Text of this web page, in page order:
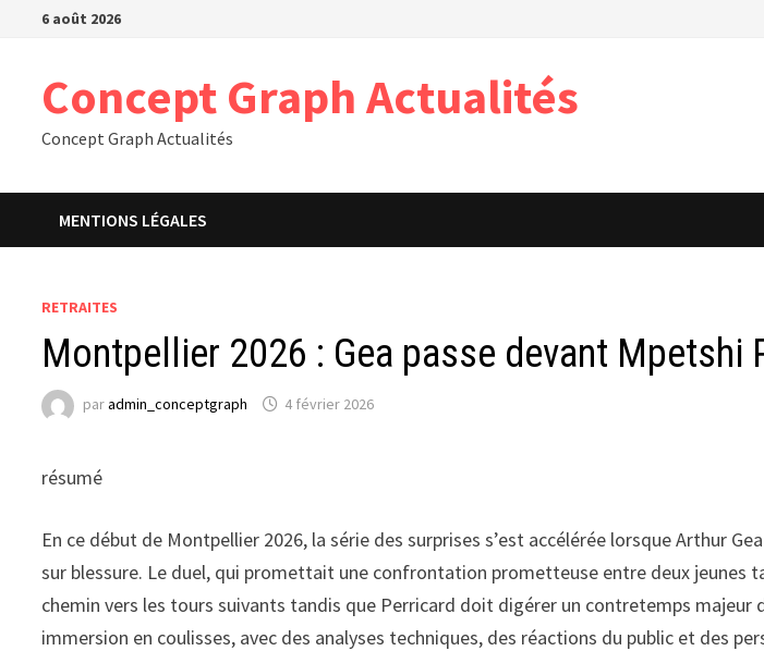
Passer6 août 2026
Concept Graph Actualités
Concept Graph Actualités
MENTIONS LÉGALES
RETRAITES
Montpellier 2026 : Gea passe devant
paradmin_conceptgraph 4 février 2026
résumé
En ce début de Montpellier 2026, la série des surprises s’est accélérée lorsque Arthur
sur blessure. Le duel, qui promettait une confrontation prometteuse entre deux jeunes
chemin vers les tours suivants tandis que Perricard doit digérer un contretemps
immersion en coulisses, avec des analyses techniques, des réactions du public et des